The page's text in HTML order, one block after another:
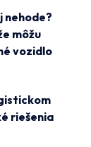
nehode?
môžu
vozidlo
riešenia